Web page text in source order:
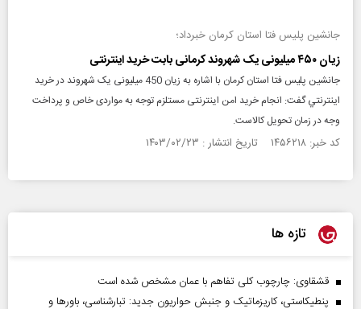
جانشین پلیس فتا استان کرمان خبرداد؛
زیان ۴۵۰ میلیونی یک شهروند کرمانی بابت خرید اینترنتی
جانشین پلیس فتا استان کرمان با اشاره به زیان 450 میلیونی یک شهروند در خريد
اينترنتي گفت: انجام خرید امن اینترنتی مستلزم توجه به مواردی خاص و پرداخت
وجه در زمان تحویل کالاست.
کد خبر: ۱۴۵۶۲۱۸ تاریخ انتشار : ۱۴۰۳/۰۲/۲۳
تازه ها
قشقاوی: چارچوب کلی تفاهم با عمان مشخص شده است
پنطیکاستی، کاریزماتیک و جنبش حواریون جدید: تبارشناسی، باور‌ها و